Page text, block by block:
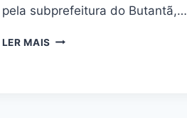
pela subprefeitura do Butantã,…
LER MAIS APÓS